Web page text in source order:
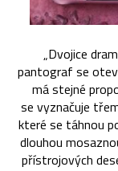
„Dvojice
pantograf se
má stejné
se vyznačuje
které se táhnou
dlouhou
přístrojových